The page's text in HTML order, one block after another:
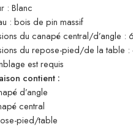
: Blanc
: bois de pin massif
du canapé central/d’angle :
du repose-pied/de la table :
est requis
contient :
d’angle
central
pied/table